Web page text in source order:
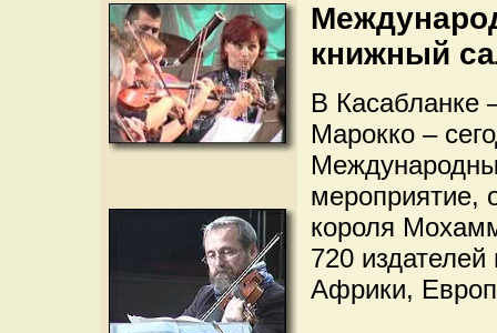
книжный
В Касабланке
Марокко –
мероприятие,
короля
720 издателей
Африки,